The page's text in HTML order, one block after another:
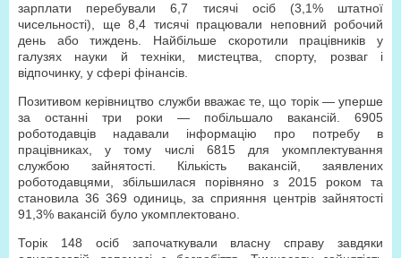
зарплати перебували 6,7 тисячі осіб (3,1% штатної
чисельності), ще 8,4 тисячі працювали неповний робочий
день або тиждень. Найбільше скоротили працівників у
галузях науки й техніки, мистецтва, спорту, розваг і
відпочинку, у сфері фінансів.
Позитивом керівництво служби вважає те, що торік — уперше
за останні три роки — побільшало вакансій. 6905
роботодавців надавали інформацію про потребу в
працівниках, у тому числі 6815 для укомплектування
службою зайнятості. Кількість вакансій, заявлених
роботодавцями, збільшилася порівняно з 2015 роком та
становила 36 369 одиниць, за сприяння центрів зайнятості
91,3% вакансій було укомплектовано.
Торік 148 осіб започаткували власну справу завдяки